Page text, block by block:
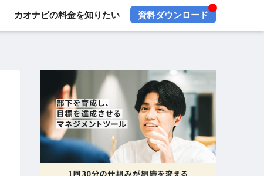
カオナビの料金を知りたい 資料ダウンロード